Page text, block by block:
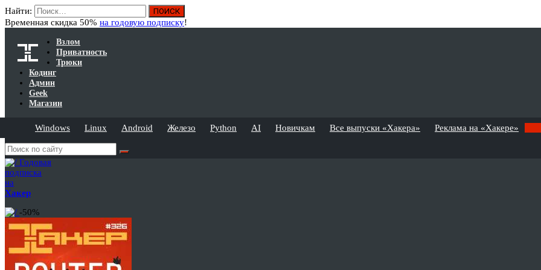
Найти:
Временная скидка 50% на годовую подписку!
Взлом
Приватность
Трюки
Кодинг
Админ
Geek
Магазин
Windows Linux Android Железо Python AI Новичкам Все выпуски «Хакера» Реклама на «Хакере»
Годовая
подписка
на
Хакер
-50%